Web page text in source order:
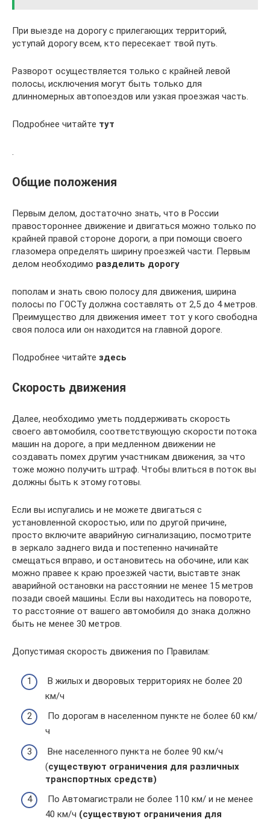
При выезде на дорогу с прилегающих территорий,
уступай дорогу всем, кто пересекает твой путь.
⁠Разворот осуществляется только с крайней левой
полосы, исключения могут быть только для
длинномерных автопоездов или узкая проезжая часть.
Подробнее читайте тут
.
Общие положения
Первым делом, достаточно знать, что в России
правостороннее движение и двигаться можно только по
крайней правой стороне дороги, а при помощи своего
глазомера определять ширину проезжей части. Первым
делом необходимо разделить дорогу
пополам и знать свою полосу для движения, ширина
полосы по ГОСТу должна составлять от 2,5 до 4 метров.
Преимущество для движения имеет тот у кого свободна
своя полоса или он находится на главной дороге.
Подробнее читайте здесь
Скорость движения
Далее, необходимо уметь поддерживать скорость
своего автомобиля, соответствующую скорости потока
машин на дороге, а при медленном движении не
создавать помех другим участникам движения, за что
тоже можно получить штраф. Чтобы влиться в поток вы
должны быть к этому готовы.
Если вы испугались и не можете двигаться с
установленной скоростью, или по другой причине,
просто включите аварийную сигнализацию, посмотрите
в зеркало заднего вида и постепенно начинайте
смещаться вправо, и остановитесь на обочине, или как
можно правее к краю проезжей части, выставте знак
аварийной остановки на расстоянии не менее 15 метров
позади своей машины. Если вы находитесь на повороте,
то расстояние от вашего автомобиля до знака должно
быть не менее 30 метров.
Допустимая скорость движения по Правилам:
В жилых и дворовых территориях не более 20
км/ч
По дорогам в населенном пункте не более 60 км/
ч
Вне населенного пункта не более 90 км/ч
(существуют ограничения для различных
транспортных средств)
По Автомагистрали не более 110 км/ и не менее
40 км/ч (существуют ограничения для